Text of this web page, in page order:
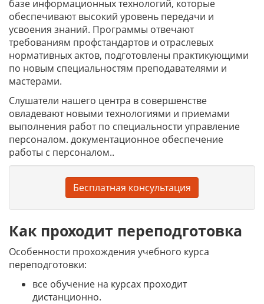
базе информационных технологий, которые
обеспечивают высокий уровень передачи и
усвоения знаний. Программы отвечают
требованиям профстандартов и отраслевых
нормативных актов, подготовлены практикующими
по новым специальностям преподавателями и
мастерами.
Слушатели нашего центра в совершенстве
овладевают новыми технологиями и приемами
выполнения работ по специальности управление
персоналом. документационное обеспечение
работы с персоналом..
Бесплатная консультация
Как проходит переподготовка
Особенности прохождения учебного курса
переподготовки:
все обучение на курсах проходит
дистанционно.